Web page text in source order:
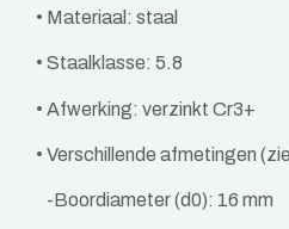
• Materiaal: staal
• Staalklasse: 5.8
• Afwerking: verzinkt Cr3+
• Verschillende afmetingen
-Boordiameter (d0): 16 mm